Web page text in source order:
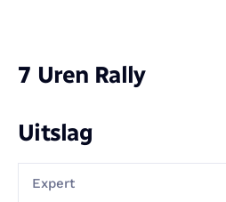
7 Uren Rally
Uitslag
Expert